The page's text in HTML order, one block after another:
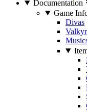
Documentation
Game
Divas